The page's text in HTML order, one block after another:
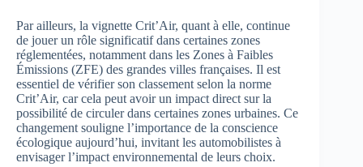
Par ailleurs, la vignette Crit’Air, quant à elle, continue
de jouer un rôle significatif dans certaines zones
réglementées, notamment dans les Zones à Faibles
Émissions (ZFE) des grandes villes françaises. Il est
essentiel de vérifier son classement selon la norme
Crit’Air, car cela peut avoir un impact direct sur la
possibilité de circuler dans certaines zones urbaines. Ce
changement souligne l’importance de la conscience
écologique aujourd’hui, invitant les automobilistes à
envisager l’impact environnemental de leurs choix.